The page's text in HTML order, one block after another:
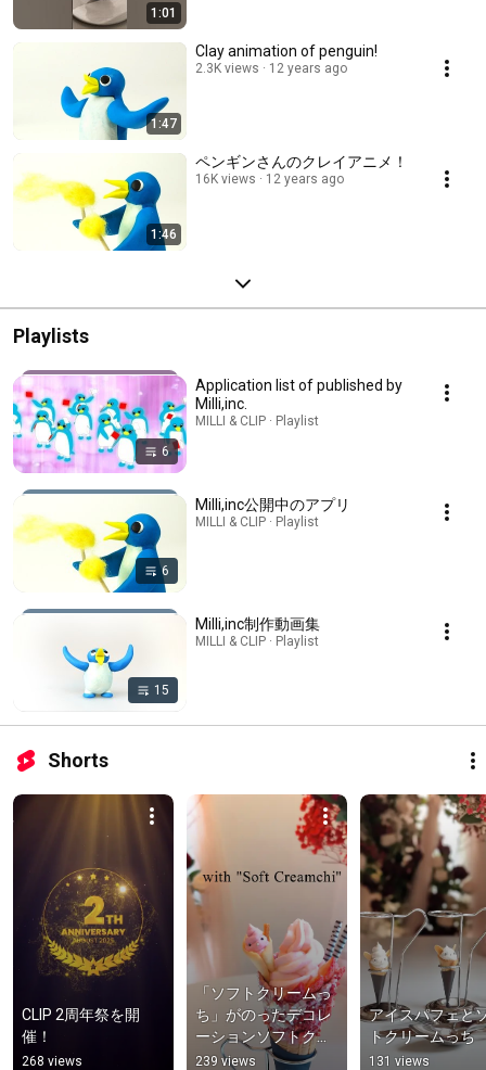
1:01
1:47
Clay animation of penguin!
2.3K views 12 years ago
1:46
ペンギンさんのクレイアニメ！
16K views 12 years ago
Playlists
6
Application list of published by
Milli,inc.
MILLI & CLIP · Playlist
6
Milli,inc公開中のアプリ
MILLI & CLIP · Playlist
15
Milli,inc制作動画集
MILLI & CLIP · Playlist
Shorts
CLIP 2周年祭を開
催！
268 views
「ソフトクリームっ
ち」がのったデコレ
ーションソフトクリ
ーム
239 views
アイスパフェと
トクリームっち
131 views